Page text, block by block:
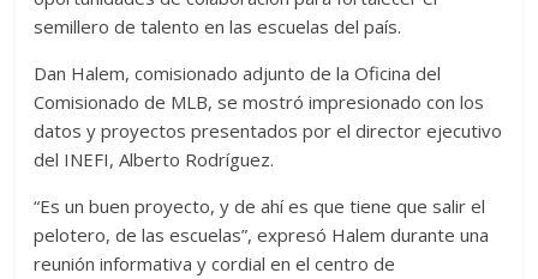
semillero de talento en las escuelas del país.
Dan Halem, comisionado adjunto de la Oficina del
Comisionado de MLB, se mostró impresionado con los
datos y proyectos presentados por el director ejecutivo
del INEFI, Alberto Rodríguez.
“Es un buen proyecto, y de ahí es que tiene que salir el
pelotero, de las escuelas”, expresó Halem durante una
reunión informativa y cordial en el centro de